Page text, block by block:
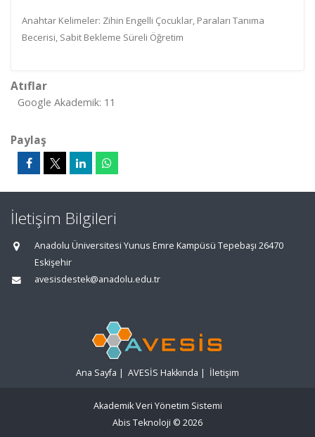
Anahtar Kelimeler: Zihin Engelli Çocuklar, Paraları Tanıma
Becerisi, Sabit Bekleme Süreli Öğretim
Atıflar
Google Akademik: 11
Paylaş
İletişim Bilgileri
Anadolu Üniversitesi Yunus Emre Kampüsü Tepebaşı 26470
Eskişehir
avesisdestek@anadolu.edu.tr
Ana Sayfa | AVESİS Hakkında | İletişim
Akademik Veri Yönetim Sistemi
Abis Teknoloji © 2026